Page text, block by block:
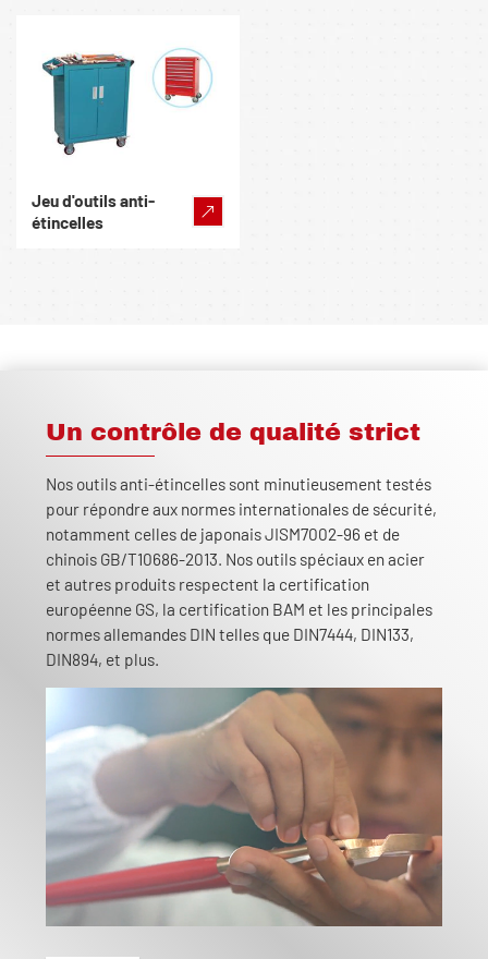
Jeu d'outils anti-
étincelles
Un contrôle de qualité strict
Nos outils anti-étincelles sont minutieusement testés
pour répondre aux normes internationales de sécurité,
notamment celles de japonais JISM7002-96 et de
chinois GB/T10686-2013. Nos outils spéciaux en acier
et autres produits respectent la certification
européenne GS, la certification BAM et les principales
normes allemandes DIN telles que DIN7444, DIN133,
DIN894, et plus.